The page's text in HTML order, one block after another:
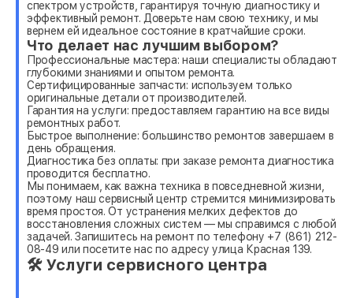
спектром устройств, гарантируя точную диагностику и
эффективный ремонт. Доверьте нам свою технику, и мы
вернем ей идеальное состояние в кратчайшие сроки.
Что делает нас лучшим выбором?
Профессиональные мастера: наши специалисты обладают
глубокими знаниями и опытом ремонта.
Сертифицированные запчасти: используем только
оригинальные детали от производителей.
Гарантия на услуги: предоставляем гарантию на все виды
ремонтных работ.
Быстрое выполнение: большинство ремонтов завершаем в
день обращения.
Диагностика без оплаты: при заказе ремонта диагностика
проводится бесплатно.
Мы понимаем, как важна техника в повседневной жизни,
поэтому наш сервисный центр стремится минимизировать
время простоя. От устранения мелких дефектов до
восстановления сложных систем — мы справимся с любой
задачей. Запишитесь на ремонт по телефону +7 (861) 212-
08-49 или посетите нас по адресу улица Красная 139.
🛠 Услуги сервисного центра